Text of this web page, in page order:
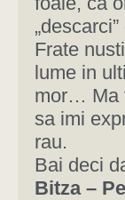
Frate
lume in
mor… Ma
sa imi
rau.
Bai deci
Bitza –